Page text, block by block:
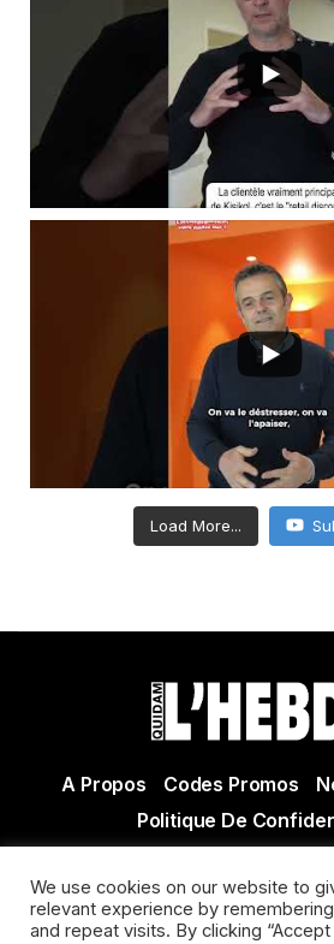
Load More...
A Propos Codes Promos
Politique De
Actualité Agen - Actualité en lot et
Villeneuve sur
We use cookies on our website to
relevant experience by
and repeat visits. By clicking